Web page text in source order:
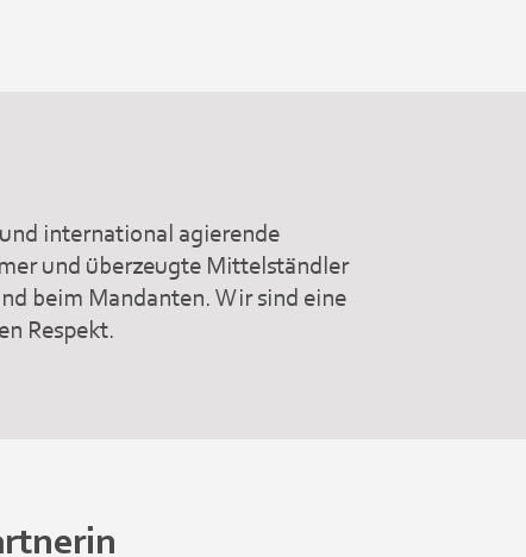
international agierende
und überzeugte Mittelständler
beim Mandanten. Wir sind eine
Respekt.